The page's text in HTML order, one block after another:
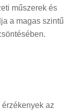
műszerek és
a magas szintű
az